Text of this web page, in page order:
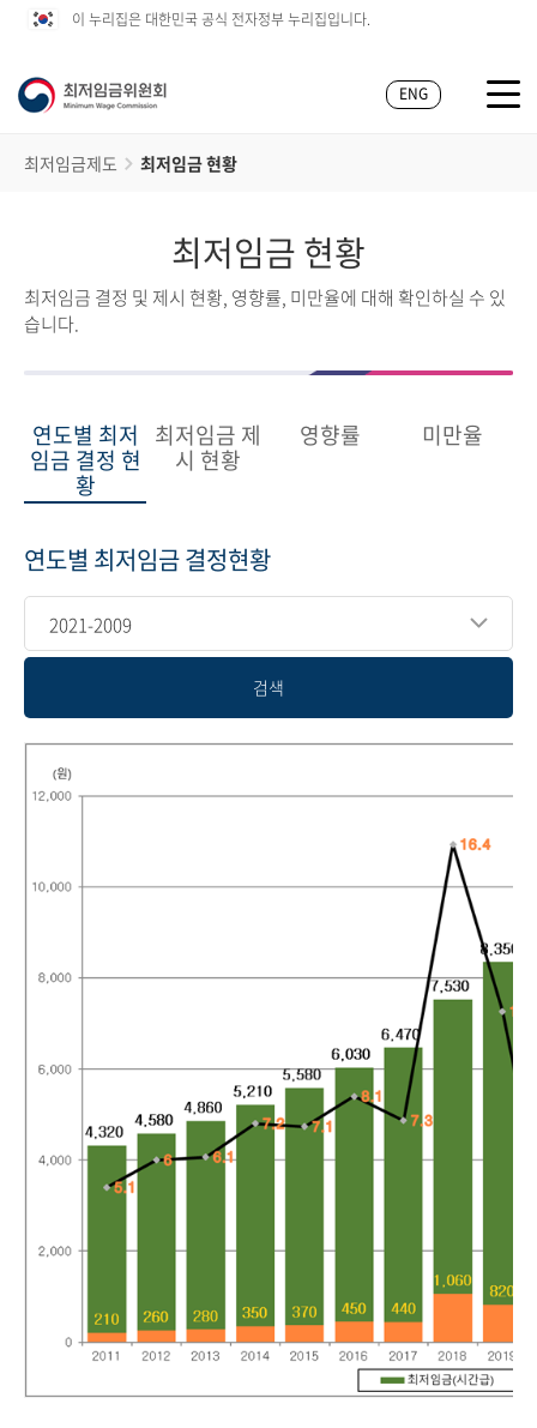
이 누리집은 대한민국 공식 전자정부 누리집입니다.
ENG
최저임금제도 최저임금 현황
최저임금 현황
최저임금 결정 및 제시 현황, 영향률, 미만율에 대해 확인하실 수 있
습니다.
연도별 최저
임금 결정 현
황
최저임금 제
시 현황
영향률 미만율
연도별 최저임금 결정현황
2021-2009
검색